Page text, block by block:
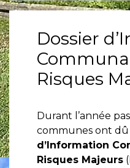
Dossier
Risques
Durant l’année
communes ont
d’Information
Risques Majeurs